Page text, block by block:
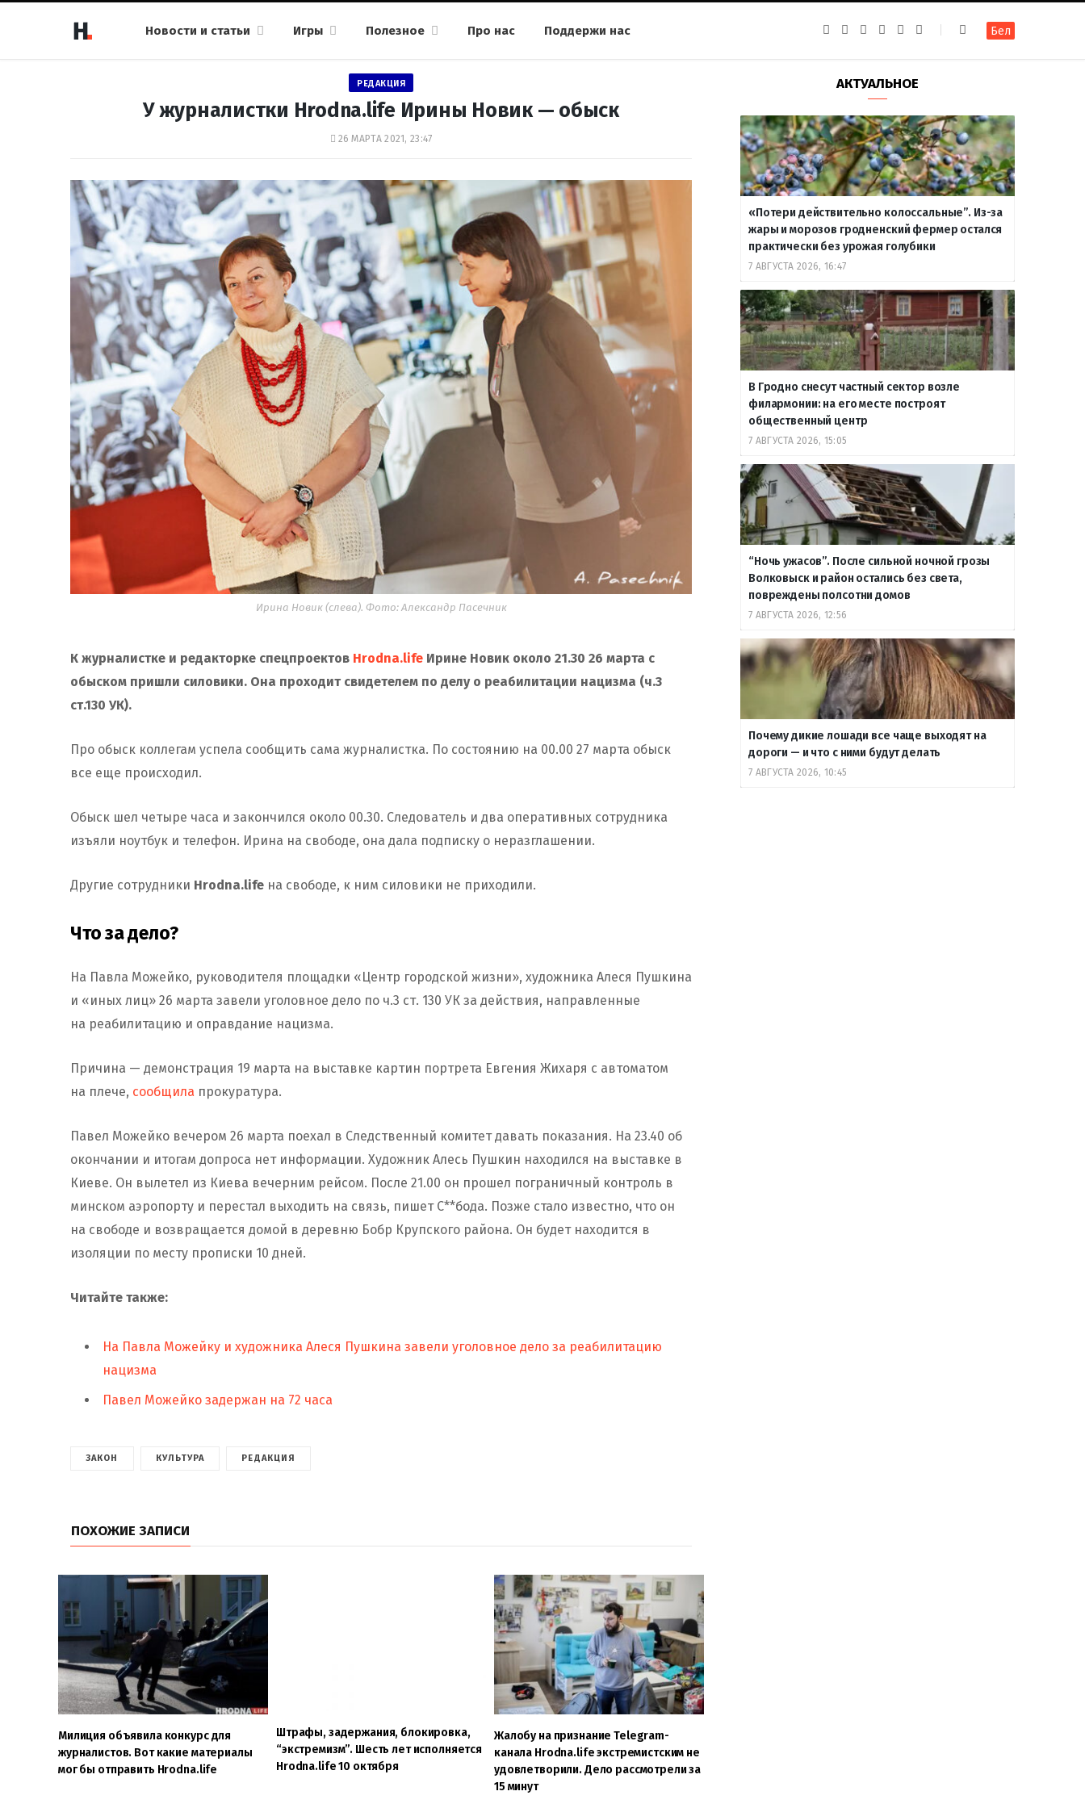
Новости и статьи Игры Полезное Про нас Поддержи нас
k
a
g
a
m
g
r
a
m
u
b
т
е
Бел
РЕДАКЦИЯ
У журналистки Hrodna.life Ирины Новик — обыск
26 МАРТА 2021, 23:47
Ирина Новик (слева). Фото: Александр Пасечник
К журналистке и редакторке спецпроектов Hrodna.life Ирине Новик около 21.30 26 марта с
обыском пришли силовики. Она проходит свидетелем по делу о реабилитации нацизма (ч.3
ст.130 УК).
Про обыск коллегам успела сообщить сама журналистка. По состоянию на 00.00 27 марта обыск
все еще происходил.
Обыск шел четыре часа и закончился около 00.30. Следователь и два оперативных сотрудника
изъяли ноутбук и телефон. Ирина на свободе, она дала подписку о неразглашении.
Другие сотрудники Hrodna.life на свободе, к ним силовики не приходили.
Что за дело?
На Павла Можейко, руководителя площадки «Центр городской жизни», художника Алеся Пушкина
и «иных лиц» 26 марта завели уголовное дело по ч.3 ст. 130 УК за действия, направленные
на реабилитацию и оправдание нацизма.
Причина — демонстрация 19 марта на выставке картин портрета Евгения Жихаря с автоматом
на плече, сообщила прокуратура.
Павел Можейко вечером 26 марта поехал в Следственный комитет давать показания. На 23.40 об
окончании и итогам допроса нет информации. Художник Алесь Пушкин находился на выставке в
Киеве. Он вылетел из Киева вечерним рейсом. После 21.00 он прошел пограничный контроль в
минском аэропорту и перестал выходить на связь, пишет С**бода. Позже стало известно, что он
на свободе и возвращается домой в деревню Бобр Крупского района. Он будет находится в
изоляции по месту прописки 10 дней.
Читайте также:
На Павла Можейку и художника Алеся Пушкина завели уголовное дело за реабилитацию
нацизма
Павел Можейко задержан на 72 часа
ЗАКОН КУЛЬТУРА РЕДАКЦИЯ
ПОХОЖИЕ ЗАПИСИ
Милиция объявила конкурс для
журналистов. Вот какие материалы
мог бы отправить Hrodna.life
Штрафы, задержания, блокировка,
“экстремизм”. Шесть лет исполняется
Hrodna.life 10 октября
Жалобу на признание Telegram-
канала Hrodna.life экстремистским не
удовлетворили. Дело рассмотрели за
15 минут
АКТУАЛЬНОЕ
«Потери действительно колоссальные”. Из-за
жары и морозов гродненский фермер остался
практически без урожая голубики
7 АВГУСТА 2026, 16:47
В Гродно снесут частный сектор возле
филармонии: на его месте построят
общественный центр
7 АВГУСТА 2026, 15:05
“Ночь ужасов”. После сильной ночной грозы
Волковыск и район остались без света,
повреждены полсотни домов
7 АВГУСТА 2026, 12:56
Почему дикие лошади все чаще выходят на
дороги — и что с ними будут делать
7 АВГУСТА 2026, 10:45